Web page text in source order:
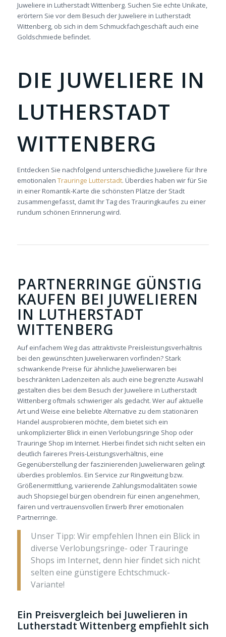
Juweliere in Lutherstadt Wittenberg. Suchen Sie echte Unikate,
erörtern Sie vor dem Besuch der Juweliere in Lutherstadt
Wittenberg, ob sich in dem Schmuckfachgeschäft auch eine
Goldschmiede befindet.
DIE JUWELIERE IN
LUTHERSTADT
WITTENBERG
Entdecken Sie nachfolgend unterschiedliche Juweliere für Ihre
emotionalen Trauringe Lutterstadt. Überdies haben wir für Sie
in einer Romantik-Karte die schönsten Plätze der Stadt
zusammengefasst, damit Ihr Tag des Trauringkaufes zu einer
rundum schönen Erinnerung wird.
PARTNERRINGE GÜNSTIG
KAUFEN BEI JUWELIEREN
IN LUTHERSTADT
WITTENBERG
Auf einfachem Weg das attraktivste Preis­leistungsverhältnis
bei den gewünschten Juwelierwaren vorfinden? Stark
schwankende Preise für ähnliche Juwelierwaren bei
beschränkten Ladenzeiten als auch eine begrenzte Auswahl
gestalten dies bei dem Besuch der Juweliere in Lutherstadt
Wittenberg oftmals schwieriger als gedacht. Wer auf aktuelle
Art und Weise eine beliebte Alternative zu dem stationären
Handel ausprobieren möchte, dem bietet sich ein
unkomplizierter Blick in einen Verlobungsringe Shop oder
Trauringe Shop im Internet. Hierbei findet sich nicht selten ein
deutlich faireres Preis-­Leistungsverhältnis, eine
Gegenüberstellung der faszinierenden Juwelierwaren gelingt
überdies problemlos. Ein Service zur Ringweitung bzw.
Größenermittlung, variierende Zahlungsmodalitäten sowie
auch Shopsiegel bürgen obendrein für einen angenehmen,
fairen und vertrauensvollen Erwerb Ihrer emotionalen
Partnerringe.
Unser Tipp: Wir empfehlen Ihnen ein Blick in
diverse Verlobungsringe- oder Trauringe
Shops im Internet, denn hier findet sich nicht
selten eine günstigere Echtschmuck-
Variante!
Ein Preisvergleich bei Juwelieren in
Lutherstadt Wittenberg empfiehlt sich